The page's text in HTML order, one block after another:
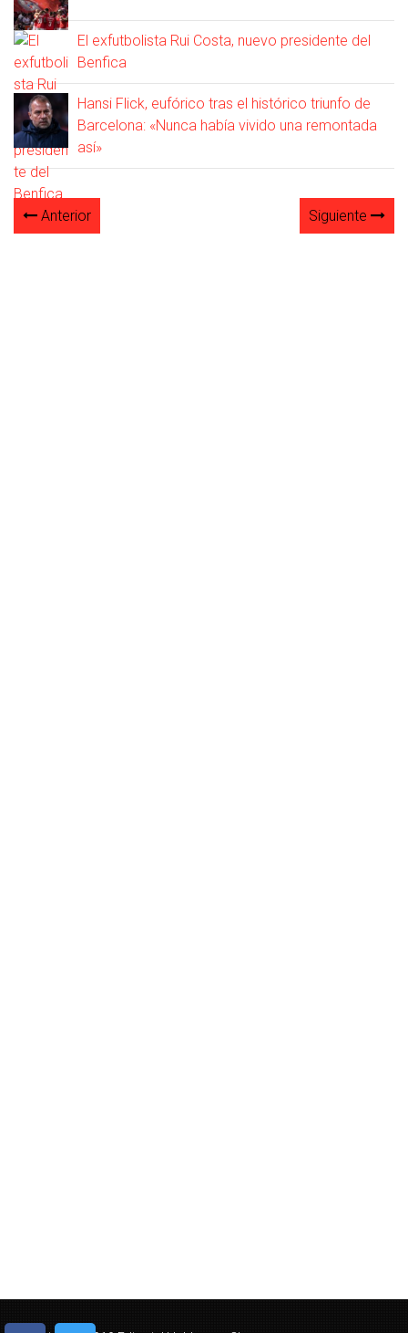
El exfutbolista Rui Costa, nuevo presidente del
Benfica
Hansi Flick, eufórico tras el histórico triunfo de
Barcelona: «Nunca había vivido una remontada
así»
Anterior Siguiente